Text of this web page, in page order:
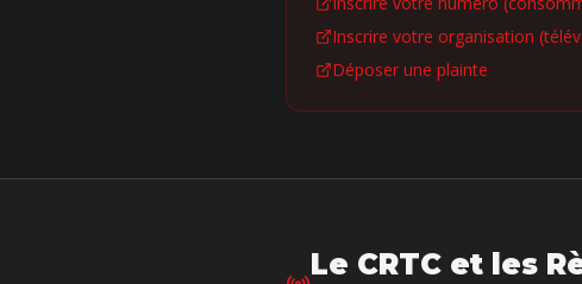
Inscrire votre organisation
Déposer une plainte
Le CRTC et les